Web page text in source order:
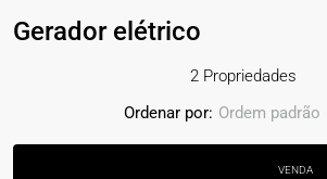
Gerador elétrico
2 Propriedades
Ordenar por: Ordem padrão
VENDA